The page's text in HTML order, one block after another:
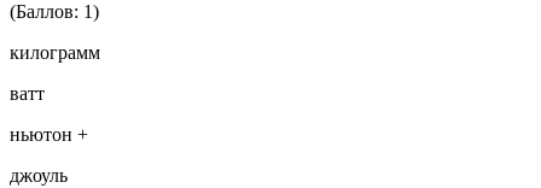
(Баллов: 1)
килограмм
ватт
ньютон +
джоуль